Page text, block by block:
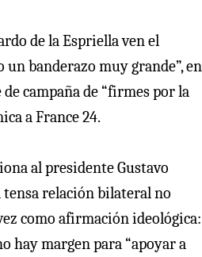
de la Espriella ven el
un banderazo muy grande”, en
campaña de “firmes por la
a France 24.
al presidente Gustavo
tensa relación bilateral no
como afirmación ideológica:
hay margen para “apoyar a